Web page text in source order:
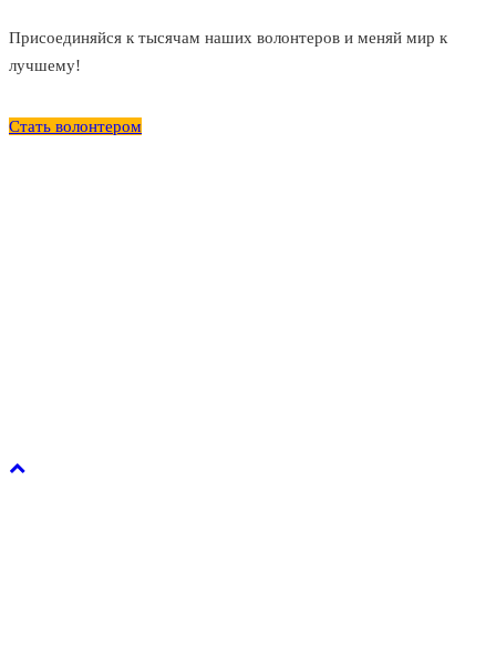
Присоединяйся к тысячам наших волонтеров и меняй мир к
лучшему!
Стать волонтером